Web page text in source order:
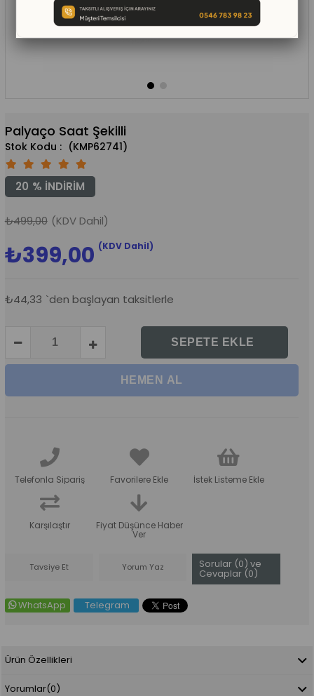
Palyaço Saat Şekilli
(KMP62741)
%
20 İNDIRIM
₺499,00 (KDV Dahil)
₺399,00 (KDV Dahil)
₺44,33 `den başlayan taksitlerle
Telefonla Sipariş Favorilere Ekle İstek Listeme Ekle
Karşılaştır Fiyat Düşünce Haber
Ver
Tavsiye Et Yorum Yaz Sorular (0) ve
Cevaplar (0)
WhatsApp Telegram
Ürün Özellikleri
Yorumlar(0)